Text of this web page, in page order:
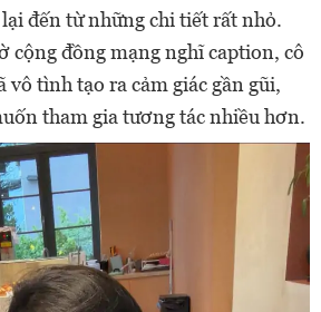
đến từ những chi tiết rất nhỏ.
cộng đồng mạng nghĩ caption, cô
vô tình tạo ra cảm giác gần gũi,
tham gia tương tác nhiều hơn.